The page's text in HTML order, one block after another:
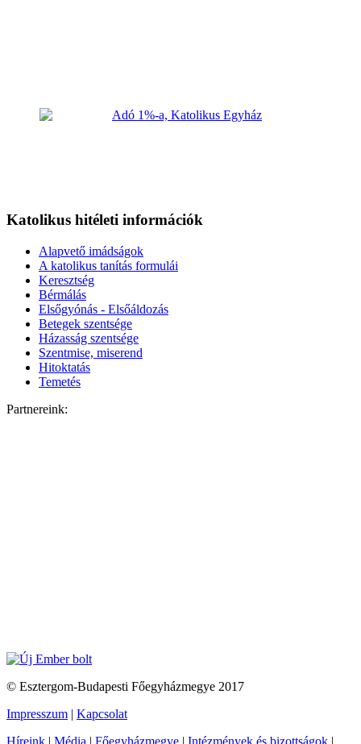
Katolikus hitéleti információk
Alapvető imádságok
A katolikus tanítás formulái
Keresztség
Bérmálás
Elsőgyónás - Elsőáldozás
Betegek szentsége
Házasság szentsége
Szentmise, miserend
Hitoktatás
Temetés
Partnereink:
© Esztergom-Budapesti Főegyházmegye 2017
Impresszum | Kapcsolat